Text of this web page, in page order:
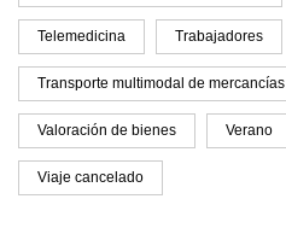
Telemedicina Trabajadores
Transporte multimodal de mercancías
Valoración de bienes Verano
Viaje cancelado